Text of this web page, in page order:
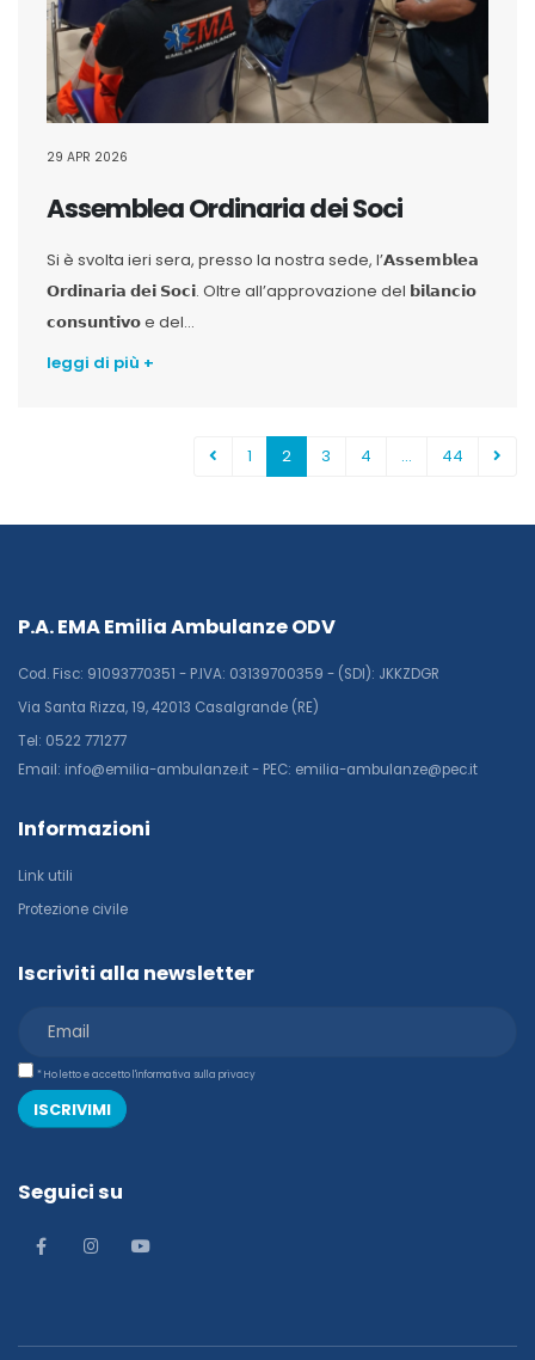
29 APR 2026
Assemblea Ordinaria dei Soci
Si è svolta ieri sera, presso la nostra sede, l’𝗔𝘀𝘀𝗲𝗺𝗯𝗹𝗲𝗮
𝗢𝗿𝗱𝗶𝗻𝗮𝗿𝗶𝗮 𝗱𝗲𝗶 𝗦𝗼𝗰𝗶. Oltre all’approvazione del 𝗯𝗶𝗹𝗮𝗻𝗰𝗶𝗼
𝗰𝗼𝗻𝘀𝘂𝗻𝘁𝗶𝘃𝗼 e del...
leggi di più +
1 2 3 4 … 44
P.A. EMA Emilia Ambulanze ODV
Cod. Fisc: 91093770351 - P.IVA: 03139700359 - (SDI): JKKZDGR
Via Santa Rizza, 19, 42013 Casalgrande (RE)
Tel: 0522 771277
Email: info@emilia-ambulanze.it - PEC: emilia-ambulanze@pec.it
Informazioni
Link utili
Protezione civile
Iscriviti alla newsletter
* Ho letto e accetto l'informativa sulla privacy
ISCRIVIMI
Seguici su